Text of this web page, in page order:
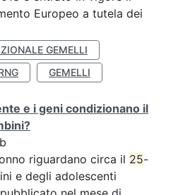
Europeo a tutela dei
GEMELLI
GEMELLI
e i geni condizionano il
riguardano circa il 25-
e degli adolescenti